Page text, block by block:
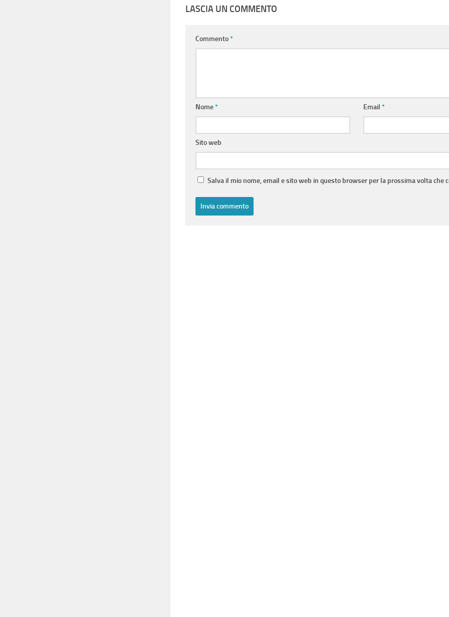
LASCIA UN COMMENTO
Commento*
Nome* Email *
Sito web
Salva il mio nome, email e sito web in questo browser per la prossima volta che